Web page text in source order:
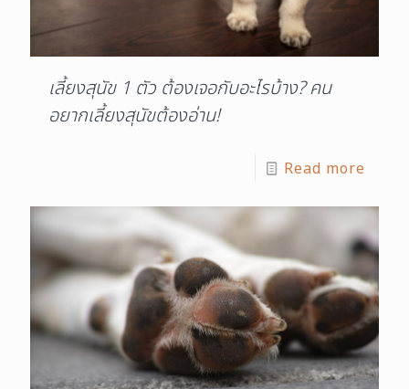
เลี้ยงสุนัข 1 ตัว ต้องเจอกับอะไรบ้าง? คน
อยากเลี้ยงสุนัขต้องอ่าน!
Read more